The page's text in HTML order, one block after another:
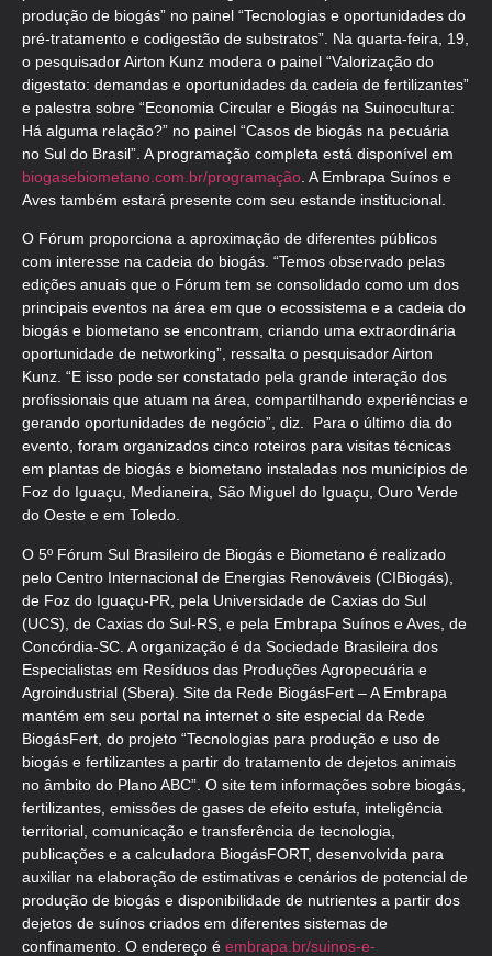
produção de biogás” no painel “Tecnologias e oportunidades do
pré-tratamento e codigestão de substratos”. Na quarta-feira, 19,
o pesquisador Airton Kunz modera o painel “Valorização do
digestato: demandas e oportunidades da cadeia de fertilizantes”
e palestra sobre “Economia Circular e Biogás na Suinocultura:
Há alguma relação?” no painel “Casos de biogás na pecuária
no Sul do Brasil”. A programação completa está disponível em
biogasebiometano.com.br/programação . A Embrapa Suínos e
Aves também estará presente com seu estande institucional.
O Fórum proporciona a aproximação de diferentes públicos
com interesse na cadeia do biogás. “Temos observado pelas
edições anuais que o Fórum tem se consolidado como um dos
principais eventos na área em que o ecossistema e a cadeia do
biogás e biometano se encontram, criando uma extraordinária
oportunidade de networking”, ressalta o pesquisador Airton
Kunz. “E isso pode ser constatado pela grande interação dos
profissionais que atuam na área, compartilhando experiências e
gerando oportunidades de negócio”, diz. Para o último dia do
evento, foram organizados cinco roteiros para visitas técnicas
em plantas de biogás e biometano instaladas nos municípios de
Foz do Iguaçu, Medianeira, São Miguel do Iguaçu, Ouro Verde
do Oeste e em Toledo.
O 5º Fórum Sul Brasileiro de Biogás e Biometano é realizado
pelo Centro Internacional de Energias Renováveis (CIBiogás),
de Foz do Iguaçu-PR, pela Universidade de Caxias do Sul
(UCS), de Caxias do Sul-RS, e pela Embrapa Suínos e Aves, de
Concórdia-SC. A organização é da Sociedade Brasileira dos
Especialistas em Resíduos das Produções Agropecuária e
Agroindustrial (Sbera). Site da Rede BiogásFert – A Embrapa
mantém em seu portal na internet o site especial da Rede
BiogásFert, do projeto “Tecnologias para produção e uso de
biogás e fertilizantes a partir do tratamento de dejetos animais
no âmbito do Plano ABC”. O site tem informações sobre biogás,
fertilizantes, emissões de gases de efeito estufa, inteligência
territorial, comunicação e transferência de tecnologia,
publicações e a calculadora BiogásFORT, desenvolvida para
auxiliar na elaboração de estimativas e cenários de potencial de
produção de biogás e disponibilidade de nutrientes a partir dos
dejetos de suínos criados em diferentes sistemas de
confinamento. O endereço é embrapa.br/suinos-e-